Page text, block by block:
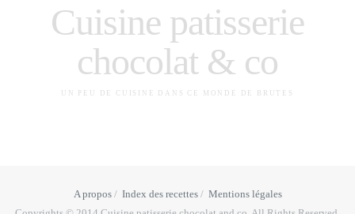
Cuisine patisserie
chocolat & co
UN PEU DE CUISINE DANS CE MONDE DE BRUTES
A propos Index des recettes
Mentions légales